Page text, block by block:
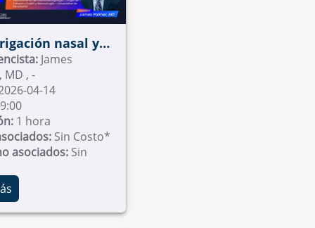
nasal y
en la
endoscópica
James
Palmer, MD , -
04-14
1 hora
Sin Costo*
asociados: Sin